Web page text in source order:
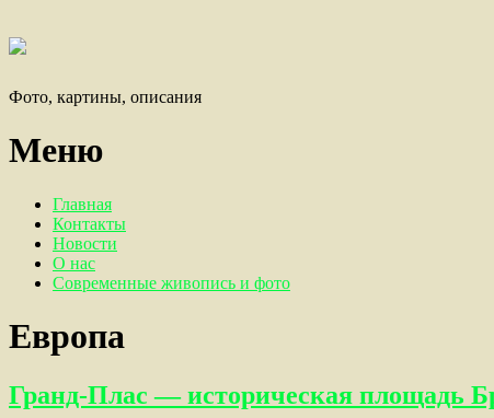
Фото, картины, описания
Меню
Главная
Контакты
Новости
О нас
Современные живопись и фото
Европа
Гранд-Плас — историческая площадь